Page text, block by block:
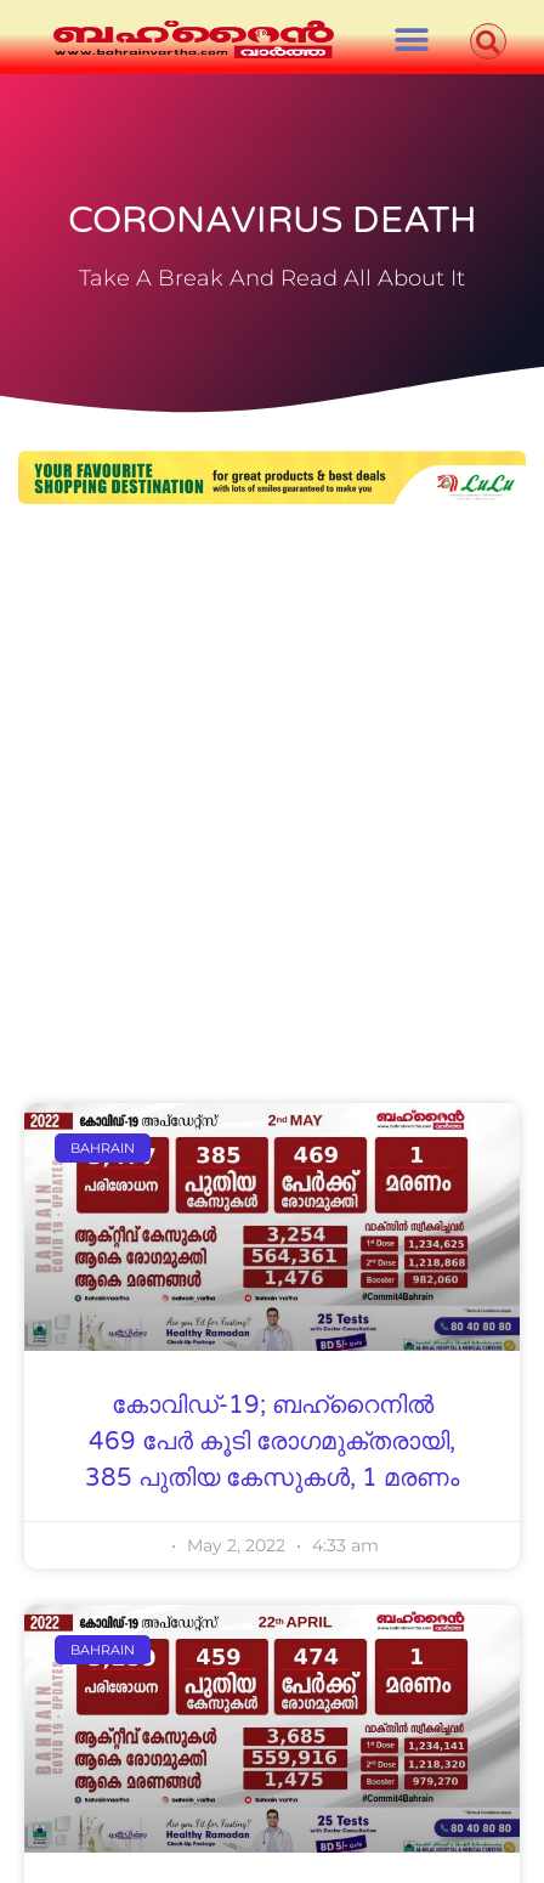
CORONAVIRUS DEATH
Take A Break And Read All About It
BAHRAIN
കോവിഡ്-19; ബഹ്റൈനിൽ
469 പേർ കൂടി രോഗമുക്തരായി,
385 പുതിയ കേസുകൾ, 1 മരണം
May 2, 2022 4:33 am
BAHRAIN